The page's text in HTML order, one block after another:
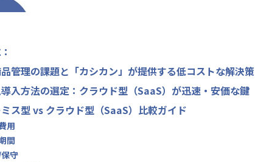
管理の課題と「カシカン」が提供する低コストな解決策
入方法の選定：クラウド型（SaaS）が迅速・安価な鍵
ス型 vs クラウド型（SaaS）比較ガイド
用
間
守